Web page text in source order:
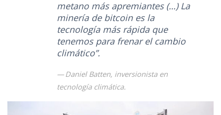
metano más apremiantes (…) La
minería de bitcoin es la
tecnología más rápida que
tenemos para frenar el cambio
climático”.
Daniel Batten, inversionista en
tecnología climática.